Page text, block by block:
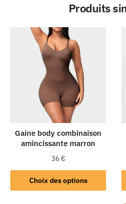
Produits
Gaine body combinaison
amincissante marron
36€
Choix des options